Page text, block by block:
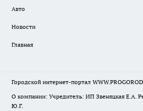
Авто
Новости
Главная
Городской интернет-портал
О компании: Учредитель: ИП Звеняцкая Е.А.
Ю.Г.